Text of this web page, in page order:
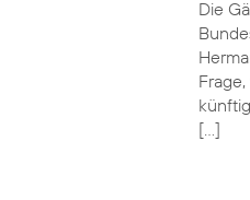
Die
[…]